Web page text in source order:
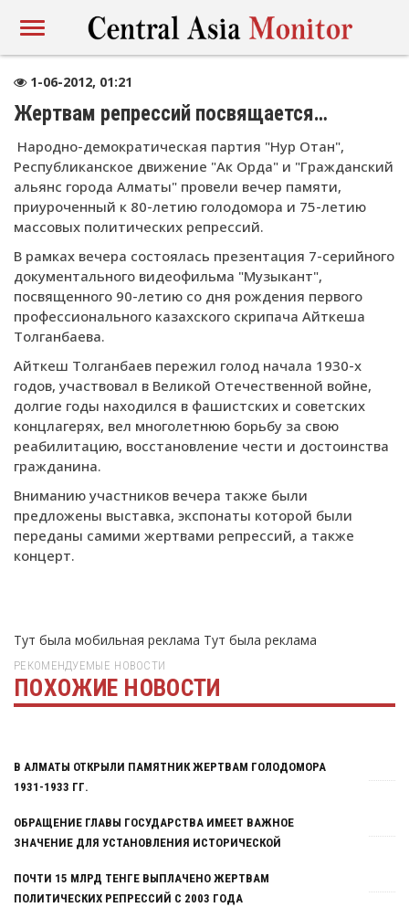
1-06-2012, 01:21
Жертвам репрессий посвящается…
Народно-демократическая партия "Нур Отан",
Республиканское движение "Ак Орда" и "Гражданский
альянс города Алматы" провели вечер памяти,
приуроченный к 80-летию голодомора и 75-летию
массовых политических репрессий.
В рамках вечера состоялась презентация 7-серийного
документального видеофильма "Музыкант",
посвященного 90-летию со дня рождения первого
профессионального казахского скрипача Айткеша
Толганбаева.
Айткеш Толганбаев пережил голод начала 1930-х
годов, участвовал в Великой Отечественной войне,
долгие годы находился в фашистских и советских
концлагерях, вел многолетнюю борьбу за свою
реабилитацию, восстановление чести и достоинства
гражданина.
Вниманию участников вечера также были
предложены выставка, экспонаты которой были
переданы самими жертвами репрессий, а также
концерт.
Тут была мобильная реклама Тут была реклама
РЕКОМЕНДУЕМЫЕ НОВОСТИ
ПОХОЖИЕ НОВОСТИ
Тут была реклама
В АЛМАТЫ ОТКРЫЛИ ПАМЯТНИК ЖЕРТВАМ ГОЛОДОМОРА
1931-1933 ГГ.
ОБРАЩЕНИЕ ГЛАВЫ ГОСУДАРСТВА ИМЕЕТ ВАЖНОЕ
ЗНАЧЕНИЕ ДЛЯ УСТАНОВЛЕНИЯ ИСТОРИЧЕСКОЙ
ПОЧТИ 15 МЛРД ТЕНГЕ ВЫПЛАЧЕНО ЖЕРТВАМ
ПОЛИТИЧЕСКИХ РЕПРЕССИЙ С 2003 ГОДА